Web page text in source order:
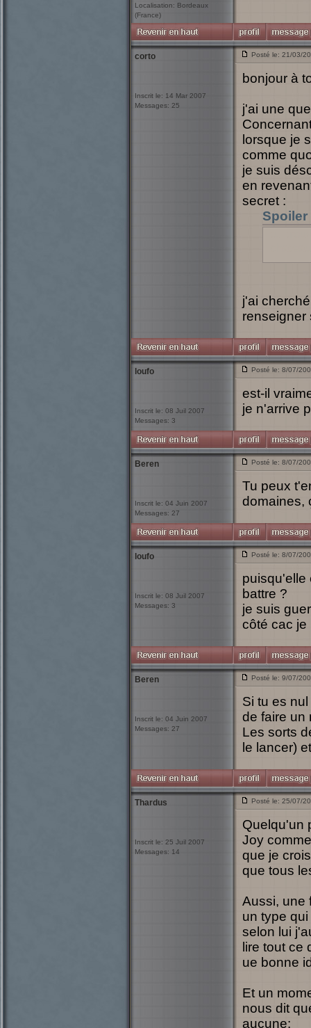
Localisation: Bordeaux
(France)
corto
Inscrit le: 14 Mar 2007
Messages: 25
Posté le: 21/03/
bonjour à
j'ai une
lorsque je
comme
je suis
en
secret :
Spoiler
j'ai
renseigner
loufo
Inscrit le: 08 Juil 2007
Messages: 3
Posté le: 8/07/
est-il
je n'arrive
Beren
Inscrit le: 04 Juin 2007
Messages: 27
Posté le: 8/07/
Tu peux
domaines,
loufo
Inscrit le: 08 Juil 2007
Messages: 3
Posté le: 8/07/
puisqu'elle
battre ?
je suis
côté cac je
Beren
Inscrit le: 04 Juin 2007
Messages: 27
Posté le: 9/07/
Si tu es
de faire un
Les sorts
le lancer)
Thardus
Inscrit le: 25 Juil 2007
Messages: 14
Posté le: 25/07/
Quelqu'un
Joy
que je
que tous
Aussi, une
un type
selon lui
lire tout ce
ue bonne
Et un
nous dit
aucune: